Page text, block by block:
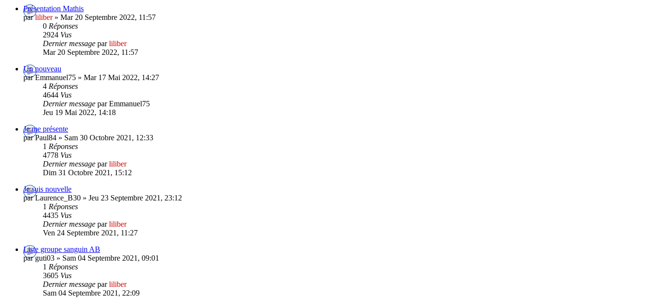
Présentation Mathis
parliliber» Mar 20 Septembre 2022, 11:57
0 Réponses
2924 Vus
Dernier message parliliber
Mar 20 Septembre 2022, 11:57
Un nouveau
par Emmanuel75 » Mar 17 Mai 2022, 14:27
4 Réponses
4644 Vus
Dernier message par Emmanuel75
Jeu 19 Mai 2022, 14:18
Je me présente
par Paul84 » Sam 30 Octobre 2021, 12:33
1 Réponses
4778 Vus
Dernier message parliliber
Dim 31 Octobre 2021, 15:12
Je suis nouvelle
par Laurence_B30 » Jeu 23 Septembre 2021, 23:12
1 Réponses
4435 Vus
Dernier message parliliber
Ven 24 Septembre 2021, 11:27
Liste groupe sanguin AB
par guti03 » Sam 04 Septembre 2021, 09:01
1 Réponses
3605 Vus
Dernier message parliliber
Sam 04 Septembre 2021, 22:09